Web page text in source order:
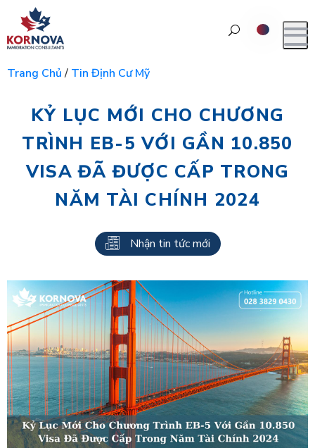
Trang Chủ/ Tin Định Cư Mỹ
KỶ LỤC MỚI CHO CHƯƠNG
TRÌNH EB-5 VỚI GẦN 10.850
VISA ĐÃ ĐƯỢC CẤP TRONG
NĂM TÀI CHÍNH 2024
Nhận tin tức mới